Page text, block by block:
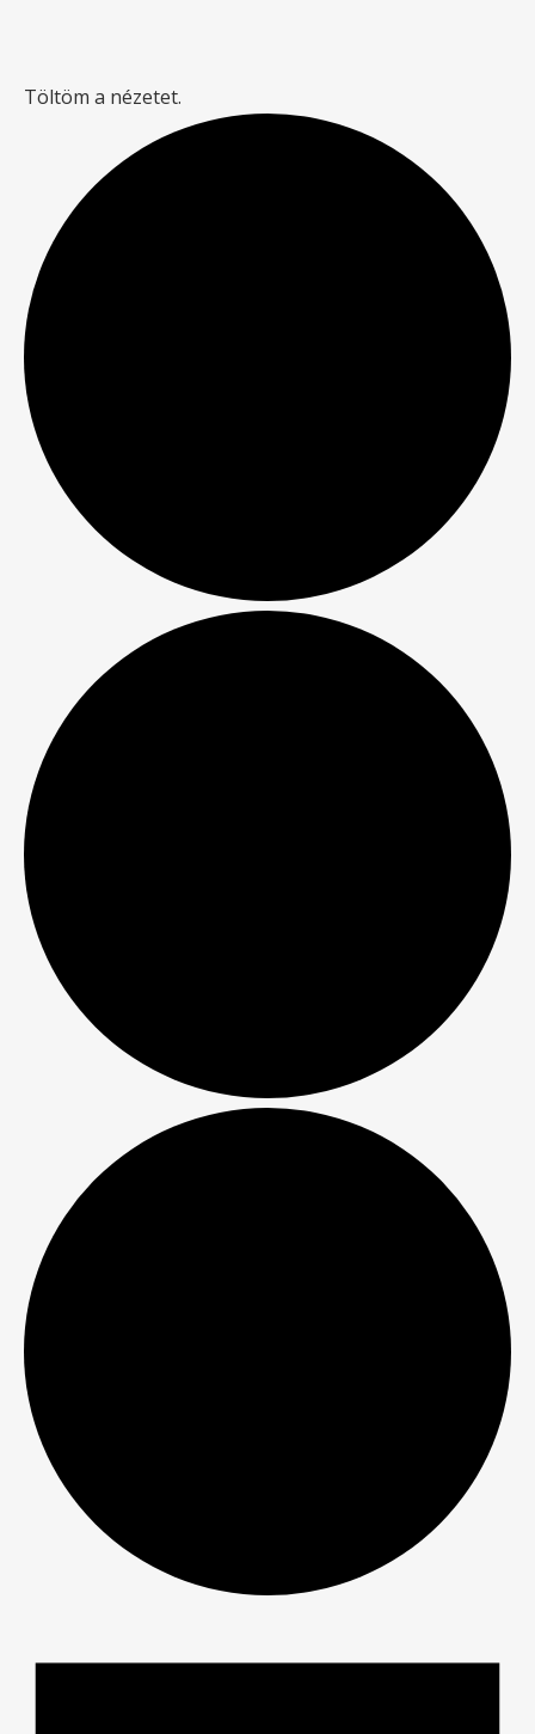
Töltöm a nézetet.